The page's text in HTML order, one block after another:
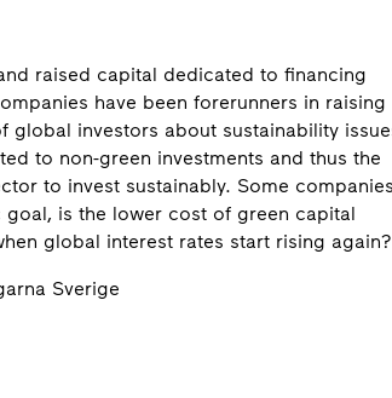
raised capital dedicated to financing
have been forerunners in raising
investors about sustainability
to non-green investments and thus the
to invest sustainably. Some companies
is the lower cost of green capital
global interest rates start rising again?
Sverige